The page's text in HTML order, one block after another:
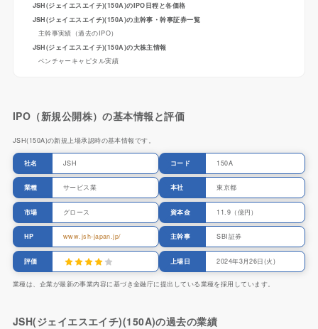
JSH(ジェイエスエイチ)(150A)のIPO日程と各価格
JSH(ジェイエスエイチ)(150A)の主幹事・幹事証券一覧
主幹事実績（過去のIPO）
JSH(ジェイエスエイチ)(150A)の大株主情報
ベンチャーキャピタル実績
IPO（新規公開株）の基本情報と評価
JSH(150A)の新規上場承認時の基本情報です。
社名 JSH
業種 サービス業
市場 グロース
HP www.jsh-japan.jp/
評価
コード 150A
本社 東京都
資本金 11.9（億円）
主幹事 SBI証券
上場日 2024年3月26日(火)
業種は、企業が最新の事業内容に基づき金融庁に提出している業種を採用しています。
JSH(ジェイエスエイチ)(150A)の過去の業績